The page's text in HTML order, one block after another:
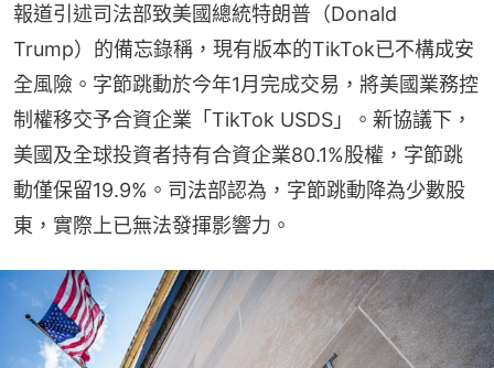
報道引述司法部致美國總統特朗普（Donald
Trump）的備忘錄稱，現有版本的TikTok已不構成安
全風險。字節跳動於今年1月完成交易，將美國業務控
制權移交予合資企業「TikTok USDS」。新協議下，
美國及全球投資者持有合資企業80.1%股權，字節跳
動僅保留19.9%。司法部認為，字節跳動降為少數股
東，實際上已無法發揮影響力。